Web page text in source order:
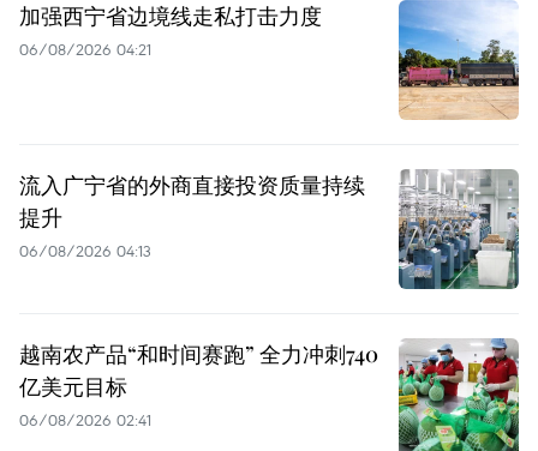
加强西宁省边境线走私打击力度
06/08/2026 04:21
流入广宁省的外商直接投资质量持续
提升
06/08/2026 04:13
越南农产品“和时间赛跑” 全力冲刺740
亿美元目标
06/08/2026 02:41